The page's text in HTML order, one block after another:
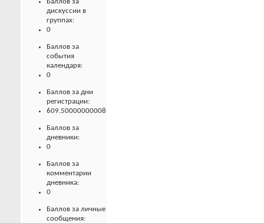
дискуссии в
группах:
0
Баллов за
события
календаря:
0
Баллов за дни
регистрации:
609.50000000008
Баллов за
дневники:
0
Баллов за
комментарии
дневника:
0
Баллов за личные
сообщения: